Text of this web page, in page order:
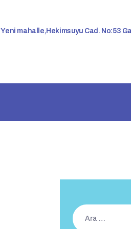
Yeni mahalle,Hekimsuyu Cad. No:53
Arama: